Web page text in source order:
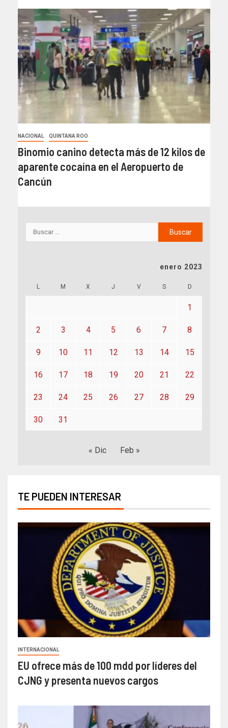
NACIONAL QUINTANA ROO
Binomio canino detecta más de 12 kilos de
aparente cocaína en el Aeropuerto de
Cancún
enero 2023
L M X J V S D
1
2 3 4 5 6 7 8
9 10 11 12 13 14 15
16 17 18 19 20 21 22
23 24 25 26 27 28 29
30 31
« Dic Feb »
TE PUEDEN INTERESAR
INTERNACIONAL
EU ofrece más de 100 mdd por líderes del
CJNG y presenta nuevos cargos